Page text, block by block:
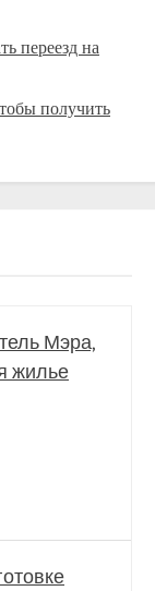
переезд на
получить
Мэра,
жилье